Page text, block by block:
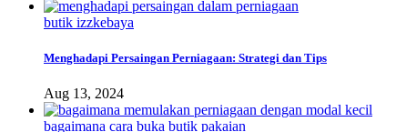
butik izzkebaya
Menghadapi Persaingan Perniagaan: Strategi dan Tips
Aug 13, 2024
bagaimana cara buka butik pakaian